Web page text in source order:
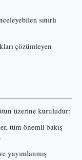
sınırlı
çözümleyen
üzerine kuruludur:
tüm önemli bakış
yayımlanmış